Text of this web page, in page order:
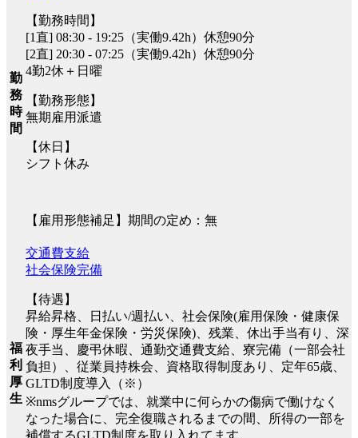
勤
務
時
間
【勤務時間】
[1直] 08:30 - 19:25（実働9.42h）休憩90分
[2直] 20:30 - 07:25（実働9.42h）休憩90分
4勤2休＋日曜
【勤務形態】
無期雇用派遣
【休日】
シフト休み
【雇用形態補足】期間の定め：無
福
利
厚
生
交通費支給
社会保険完備
【待遇】
昇給昇格、日払い/週払い、社会保険(雇用保険・健康保
険・厚生年金保険・労災保険)、残業、休出手当有り、深
夜手当、慶弔休暇、通勤交通費支給、寮完備（一部会社
負担）、従業員持株会、資格取得制度あり、定年65歳、
GLTD制度導入（※）
※nmsグループでは、就業中に何らかの傷病で働けなく
なった場合に、完全復職されるまでの間、所得の一部を
補償するGLTD制度を取り入れてます。